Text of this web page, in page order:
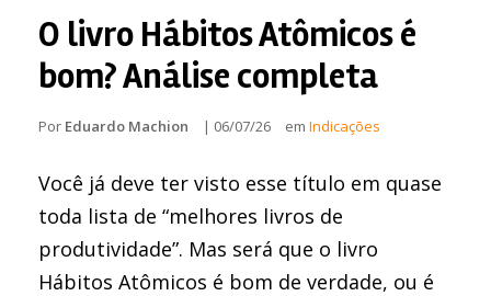
O livro Hábitos Atômicos é
bom? Análise completa
Por Eduardo Machion | 06/07/26 em Indicações
Você já deve ter visto esse título em quase
toda lista de “melhores livros de
produtividade”. Mas será que o livro
Hábitos Atômicos é bom de verdade, ou é